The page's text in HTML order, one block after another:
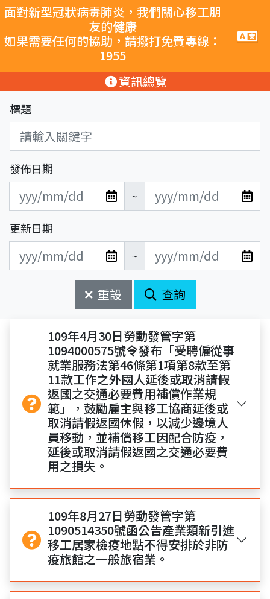
跳至主要內容
面對新型冠狀病毒肺炎，我們關心移工朋
友的健康
如果需要任何的協助，請撥打免費專線：
1955
手
機
覽
鈕
資訊總覽
標題
發佈日期
日
期
開
始
~
日
期
結
束
更新日期
~
重設 查詢
109年4月30日勞動發管字第
1094000575號令發布「受聘僱從事
就業服務法第46條第1項第8款至第
11款工作之外國人延後或取消請假
返國之交通必要費用補償作業規
範」，鼓勵雇主與移工協商延後或
取消請假返國休假，以減少邊境人
員移動，並補償移工因配合防疫，
延後或取消請假返國之交通必要費
用之損失。
109年8月27日勞動發管字第
1090514350號函公告產業類新引進
移工居家檢疫地點不得安排於非防
疫旅館之一般旅宿業。